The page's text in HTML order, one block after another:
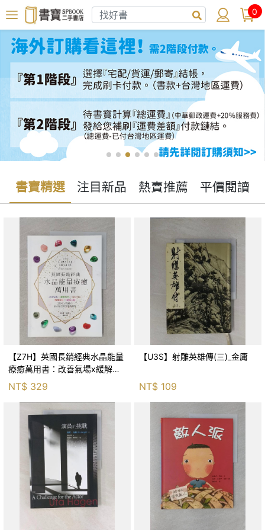
0
書寶精選 注目新品 熱賣推薦 平價閱讀
【Z7H】英國長銷經典水晶能量
療癒萬用書：改善氣場x緩解疼
痛x穩定身心x增加財富x促進人
緣，250種水晶礦石給你最完整
的生活對策_菲利
NT$ 329
【U3S】射雕英雄傳(三)_金庸
NT$ 109